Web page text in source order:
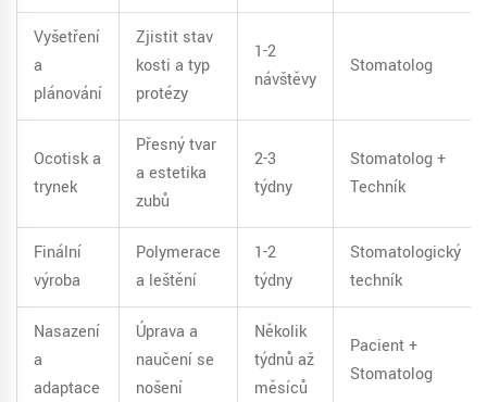
Vyšetření
a
plánování
Zjistit stav
kosti a typ
protézy
1-2
návštěvy
Stomatolog
Ocotisk a
trynek
Přesný tvar
a estetika
zubů
2-3
týdny
Stomatolog +
Techník
Finální
výroba
Polymerace
a leštění
1-2
týdny
Stomatologický
techník
Nasazení
a
adaptace
Úprava a
naučení se
nošení
Několik
týdnů až
měsíců
Pacient +
Stomatolog